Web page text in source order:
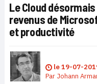
Le Cloud
revenus de
et productivité
le19-07-
Par Johann